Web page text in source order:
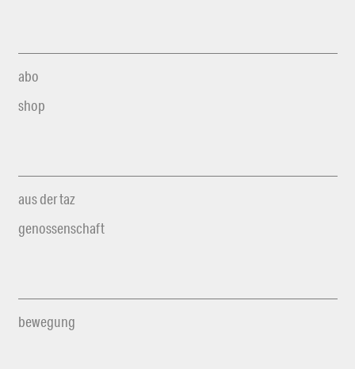
abo
shop
aus der taz
genossenschaft
bewegung